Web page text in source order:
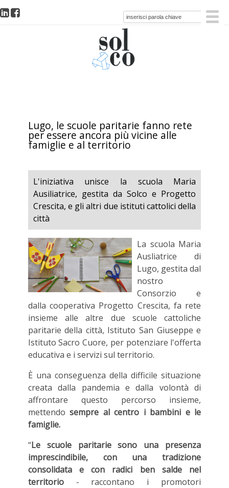
Lugo, le scuole paritarie fanno rete
per essere ancora più vicine alle
famiglie e al territorio
L'iniziativa unisce la scuola Maria
Ausiliatrice, gestita da Solco e Progetto
Crescita, e gli altri due istituti cattolici della
città
La scuola Maria
Ausliatrice di
Lugo, gestita dal
nostro
Consorzio e
dalla cooperativa Progetto Crescita, fa rete
insieme alle altre due scuole cattoliche
paritarie della città, Istituto San Giuseppe e
Istituto Sacro Cuore, per potenziare l'offerta
educativa e i servizi sul territorio.
È una conseguenza della difficile situazione
creata dalla pandemia e dalla volontà di
affrontare questo percorso insieme,
mettendosempre al centro i bambini e le
famiglie.
“Le scuole paritarie sono una presenza
imprescindibile, con una tradizione
consolidata e con radici ben salde nel
territorio- raccontano i promotori